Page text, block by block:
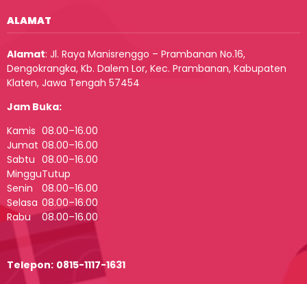
ALAMAT
Alamat: Jl. Raya Manisrenggo – Prambanan No.16,
Dengokrangka, Kb. Dalem Lor, Kec. Prambanan, Kabupaten
Klaten, Jawa Tengah 57454
Jam Buka:
Kamis 08.00–16.00
Jumat 08.00–16.00
Sabtu 08.00–16.00
MingguTutup
Senin
08.00–16.00
Selasa 08.00–16.00
Rabu
08.00–16.00
Telepon: 0815-1117-1631